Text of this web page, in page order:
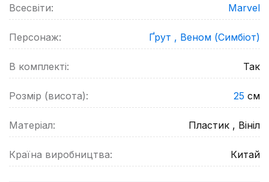
Всесвіти: Marvel
Персонаж: Ґрут , Веном (Симбіот)
В комплекті: Так
Розмір (висота): 25 см
Матеріал: Пластик , Вініл
Країна виробництва: Китай